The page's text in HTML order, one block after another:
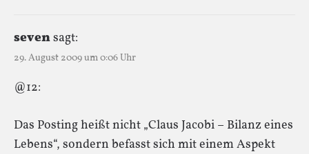
sevensagt:
29. August 2009 um 0:06 Uhr
@12:
Das Posting heißt nicht „Claus Jacobi – Bilanz eines
Lebens“, sondern befasst sich mit einem Aspekt